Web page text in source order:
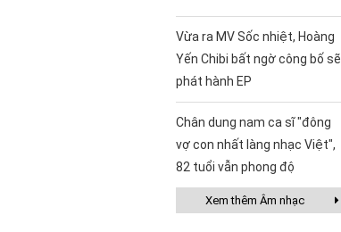
Vừa ra MV Sốc nhiệt, Hoàng
Yến Chibi bất ngờ công bố sẽ
phát hành EP
Chân dung nam ca sĩ "đông
vợ con nhất làng nhạc Việt",
82 tuổi vẫn phong độ
Xem thêm Âm nhạc